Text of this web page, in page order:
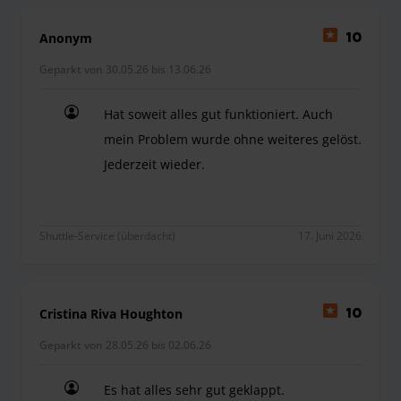
Anonym 10
Geparkt von 30.05.26 bis 13.06.26
Hat soweit alles gut funktioniert. Auch
mein Problem wurde ohne weiteres gelöst.
Jederzeit wieder.
Shuttle-Service (überdacht) 17. Juni 2026
Cristina Riva Houghton 10
Geparkt von 28.05.26 bis 02.06.26
Es hat alles sehr gut geklappt.